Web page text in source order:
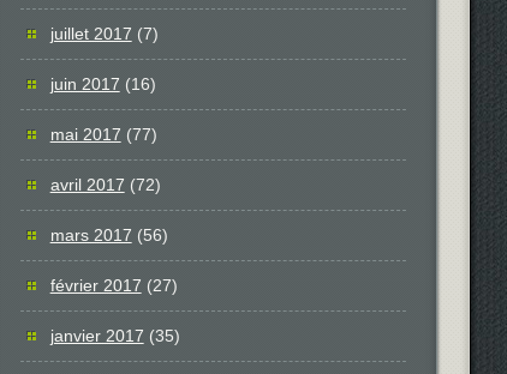
juillet 2017 (7)
juin 2017 (16)
mai 2017 (77)
avril 2017 (72)
mars 2017 (56)
février 2017 (27)
janvier 2017 (35)